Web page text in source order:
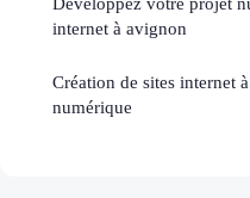
internet à avignon
Création de sites internet
numérique